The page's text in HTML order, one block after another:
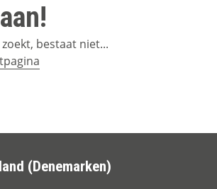
Gidsen
bestaat niet...
(Denemarken)